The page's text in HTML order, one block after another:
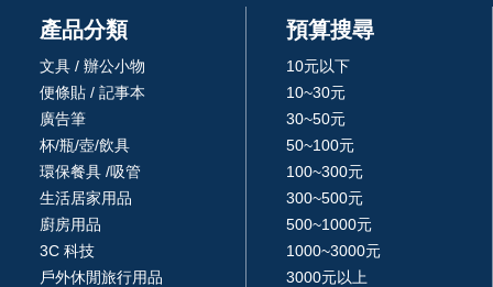
產品分類
文具 / 辦公小物
便條貼 / 記事本
廣告筆
杯/瓶/壺/飲具
環保餐具 /吸管
生活居家用品
廚房用品
3C 科技
戶外休閒旅行用品
預算搜尋
10元以下
10~30元
30~50元
50~100元
100~300元
300~500元
500~1000元
1000~3000元
3000元以上